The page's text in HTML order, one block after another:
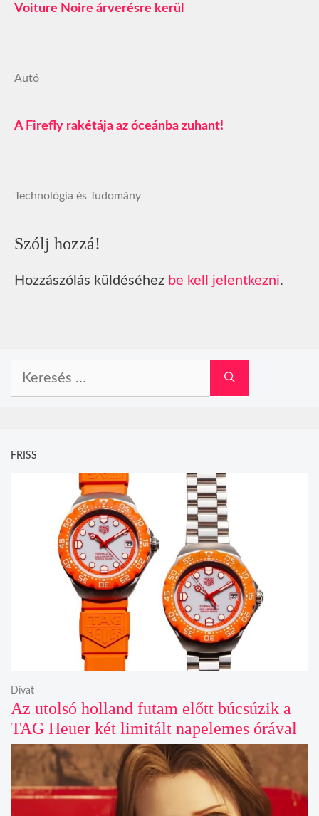
Voiture Noire árverésre kerül
Autó
A Firefly rakétája az óceánba zuhant!
Technológia és Tudomány
Szólj hozzá!
Hozzászólás küldéséhez be kell jelentkezni.
FRISS
Az utolsó holland futam előtt búcsúzik a
TAG Heuer két limitált napelemes órával
Divat